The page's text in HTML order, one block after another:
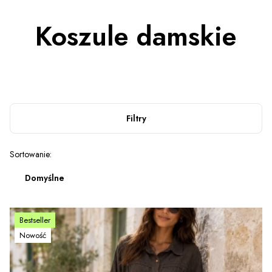
Koszule damskie
Filtry
Lista produktów
Sortowanie:
Domyślne
Bestseller
Nowość